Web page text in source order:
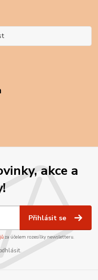
akce a
Přihlásit se
za účelem rozesílky newsletteru.